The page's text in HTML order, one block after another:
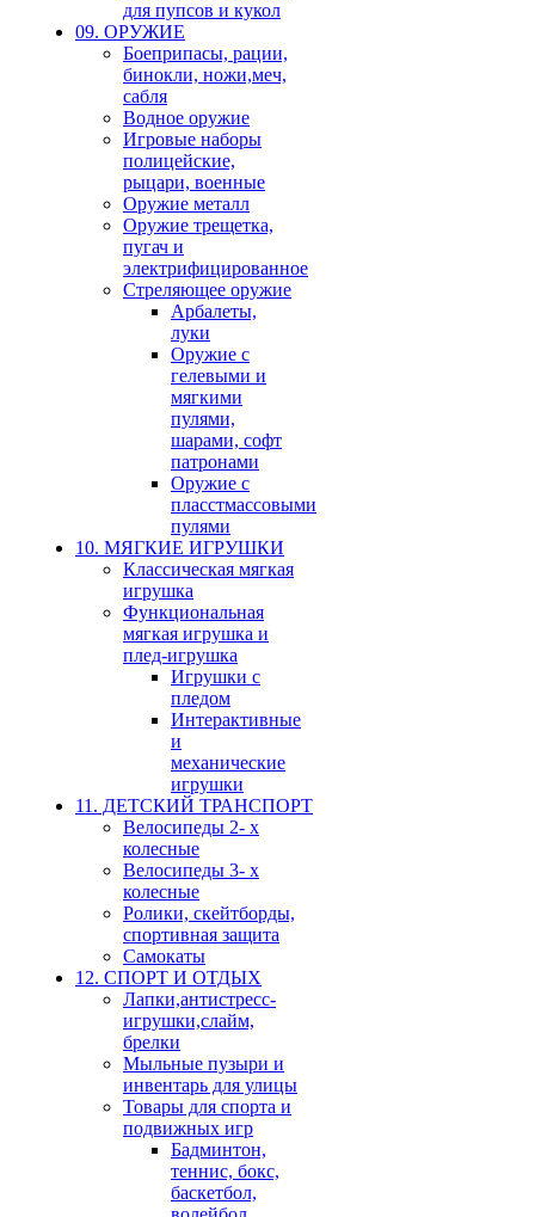
для пупсов и кукол
09. ОРУЖИЕ
Боеприпасы, рации,
бинокли, ножи,меч,
сабля
Водное оружие
Игровые наборы
полицейские,
рыцари, военные
Оружие металл
Оружие трещетка,
пугач и
электрифицированное
Стреляющее оружие
Арбалеты,
луки
Оружие с
гелевыми и
мягкими
пулями,
шарами, софт
патронами
Оружие с
пласстмассовыми
пулями
10. МЯГКИЕ ИГРУШКИ
Классическая мягкая
игрушка
Функциональная
мягкая игрушка и
плед-игрушка
Игрушки с
пледом
Интерактивные
и
механические
игрушки
11. ДЕТСКИЙ ТРАНСПОРТ
Велосипеды 2- х
колесные
Велосипеды 3- х
колесные
Ролики, скейтборды,
спортивная защита
Самокаты
12. СПОРТ И ОТДЫХ
Лапки,антистресс-
игрушки,слайм,
брелки
Мыльные пузыри и
инвентарь для улицы
Товары для спорта и
подвижных игр
Бадминтон,
теннис, бокс,
баскетбол,